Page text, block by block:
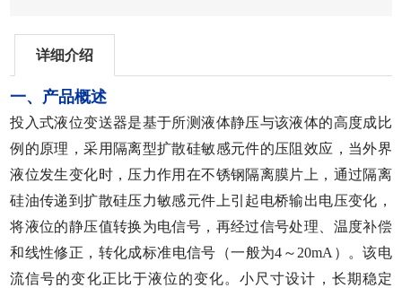
详细介绍
一、产品概述
投入式液位变送器是基于所测液体静压与该液体的高度成比
例的原理，采用隔离型扩散硅敏感元件的压阻效应，当外界
液位发生变化时，压力作用在不锈钢隔离膜片上，通过隔离
硅油传递到扩散硅压力敏感元件上引起电桥输出电压变化，
将液位的静压值转换为电信号，再经过信号处理、温度补偿
和线性修正，转化成标准电信号（一般为4～20mA）。该电
流信号的变化正比于液位的变化。小尺寸设计，长期稳定